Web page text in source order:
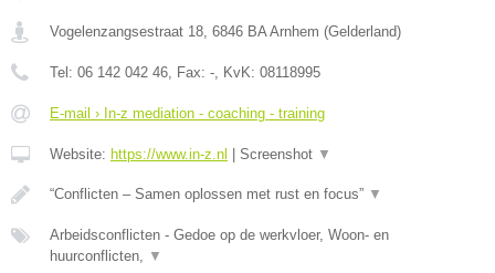
Vogelenzangsestraat 18 6846 BA Arnhem (Gelderland)
Tel: 06 142 042 46 , Fax: - , KvK: 08118995
E-mail › In-z mediation - coaching - training
Website: https://www.in-z.nl Screenshot ▼
“Conflicten – Samen oplossen met rust en focus” ▼
Arbeidsconflicten - Gedoe op de werkvloer, Woon- en
huurconflicten,
▼